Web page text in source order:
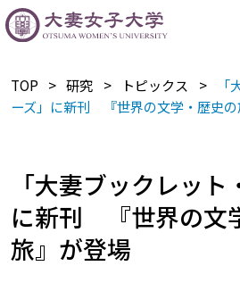
TOP 研究 トピックス
ーズ」に新刊 『世界の文学・歴史
「大妻ブックレット
に新刊 『世界の文
旅』が登場